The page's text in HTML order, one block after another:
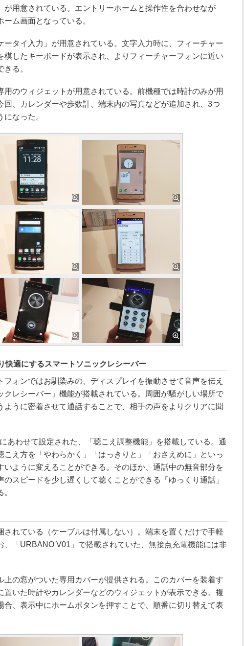
が用意されている。エントリーホームと操作性を合わせなが
ーム画面となっている。
タイ入力」が用意されている。文字入力時に、フィーチャー
模したキーボードが表示され、よりフィーチャーフォンに近い
る。
のウィジェットが用意されている。前機種では時計のみが用
回、カレンダーや歩数計、端末内の写真などが追加され、3つ
になった。
快適にするスマートソニックレシーバー
ォンではお馴染みの、ディスプレイを振動させて音声を伝え
クレシーバー」機能が搭載されている。周囲が騒がしい場所で
ように密着させて通話することで、相手の声をよりクリアに聞
あわせて設定された、「聴こえ調整機能」を搭載している。通
こえ方を「やわらかく」「はっきりと」「おさえめに」といっ
いように変えることができる。そのほか、通話中の無音部分を
のスピードを少し遅くして聴くことができる「ゆっくり通話」
れている（ケーブルは付属しない）。端末を置くだけで手軽
、「URBANO V01」で搭載されていた、無接点充電機能には非
の窓がついた専用カバーが提供される。このカバーを装着す
置いた時計やカレンダーなどのウィジェットが表示できる。複
合、表示中にホームボタンを押すことで、順番に切り替えて表